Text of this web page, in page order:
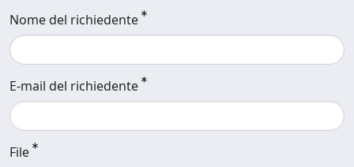
Nome del richiedente
E-mail del richiedente
File